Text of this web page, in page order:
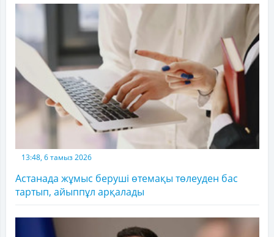
13:48, 6 тамыз 2026
Астанада жұмыс беруші өтемақы төлеуден бас
тартып, айыппұл арқалады